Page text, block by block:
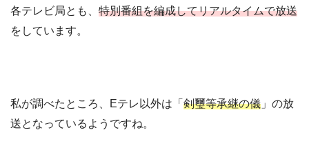
各テレビ局とも、 特別番組を編成してリアルタイムで放送
をしています。
私が調べたところ、Eテレ以外は「 剣璽等承継の儀 」の放
送となっているようですね。